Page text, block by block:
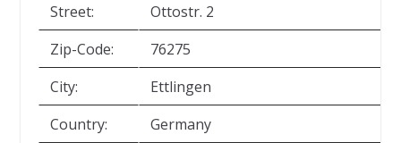
Street:
Ottostr. 2
Zip-Code:
76275
City:
Ettlingen
Country:
Germany